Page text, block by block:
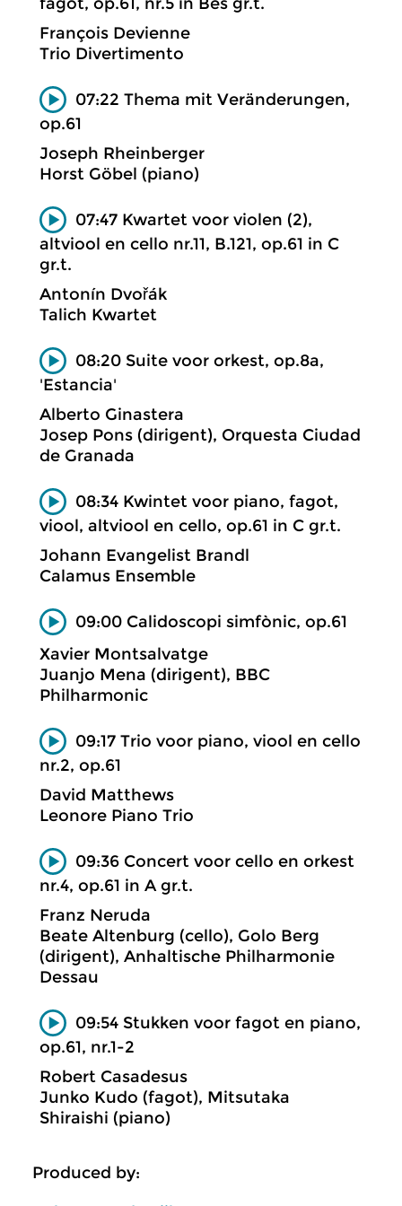
François Devienne
Trio Divertimento
07:22 Thema mit Veränderungen,
op.61
Joseph Rheinberger
Horst Göbel (piano)
07:47 Kwartet voor violen (2),
altviool en cello nr.11, B.121, op.61 in C
gr.t.
Antonín Dvořák
Talich Kwartet
08:20 Suite voor orkest, op.8a,
'Estancia'
Alberto Ginastera
Josep Pons (dirigent), Orquesta Ciudad
de Granada
08:34 Kwintet voor piano, fagot,
viool, altviool en cello, op.61 in C gr.t.
Johann Evangelist Brandl
Calamus Ensemble
09:00 Calidoscopi simfònic, op.61
Xavier Montsalvatge
Juanjo Mena (dirigent), BBC
Philharmonic
09:17 Trio voor piano, viool en cello
nr.2, op.61
David Matthews
Leonore Piano Trio
09:36 Concert voor cello en orkest
nr.4, op.61 in A gr.t.
Franz Neruda
Beate Altenburg (cello), Golo Berg
(dirigent), Anhaltische Philharmonie
Dessau
09:54 Stukken voor fagot en piano,
op.61, nr.1-2
Robert Casadesus
Junko Kudo (fagot), Mitsutaka
Shiraishi (piano)
Produced by: